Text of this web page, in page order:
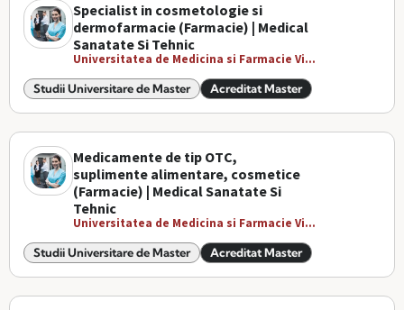
Specialist in cosmetologie si
dermofarmacie (Farmacie) | Medical
Sanatate Si Tehnic
Universitatea de Medicina si Farmacie Vi...
Studii Universitare de Master Acreditat Master
Medicamente de tip OTC,
suplimente alimentare, cosmetice
(Farmacie) | Medical Sanatate Si
Tehnic
Universitatea de Medicina si Farmacie Vi...
Studii Universitare de Master Acreditat Master